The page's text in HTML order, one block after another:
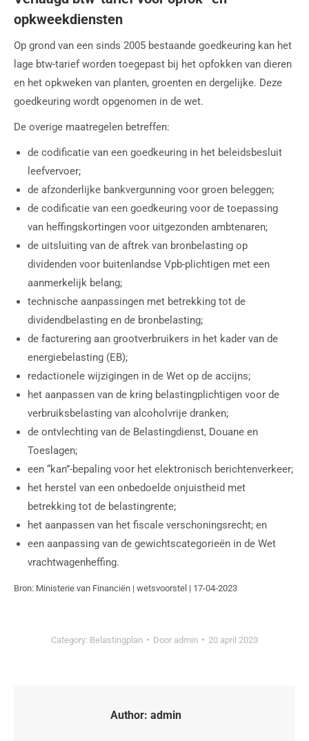
opkweekdiensten
Op grond van een sinds 2005 bestaande goedkeuring kan het
lage btw-tarief worden toegepast bij het opfokken van dieren
en het opkweken van planten, groenten en dergelijke. Deze
goedkeuring wordt opgenomen in de wet.
De overige maatregelen betreffen:
de codificatie van een goedkeuring in het beleidsbesluit
leefvervoer;
de afzonderlijke bankvergunning voor groen beleggen;
de codificatie van een goedkeuring voor de toepassing
van heffingskortingen voor uitgezonden ambtenaren;
de uitsluiting van de aftrek van bronbelasting op
dividenden voor buitenlandse Vpb-plichtigen met een
aanmerkelijk belang;
technische aanpassingen met betrekking tot de
dividendbelasting en de bronbelasting;
de facturering aan grootverbruikers in het kader van de
energiebelasting (EB);
redactionele wijzigingen in de Wet op de accijns;
het aanpassen van de kring belastingplichtigen voor de
verbruiksbelasting van alcoholvrije dranken;
de ontvlechting van de Belastingdienst, Douane en
Toeslagen;
een “kan”-bepaling voor het elektronisch berichtenverkeer;
het herstel van een onbedoelde onjuistheid met
betrekking tot de belastingrente;
het aanpassen van het fiscale verschoningsrecht; en
een aanpassing van de gewichtscategorieën in de Wet
vrachtwagenheffing.
Bron: Ministerie van Financiën | wetsvoorstel | 17-04-2023
Category: Belastingplan Door admin 20 april 2023
Author: admin